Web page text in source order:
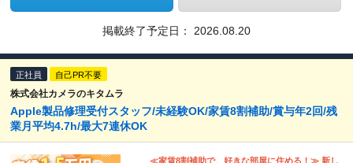
掲載終了予定日： 2026.08.20
正社員 自己PR不要
株式会社カメラのキタムラ
Apple製品修理受付スタッフ/未経験OK/家賃8割補助/賞与年2回/残
業月平均4.7h/最大7連休OK
≪家賃8割補助で、好きな部屋に住める！≫ 新し